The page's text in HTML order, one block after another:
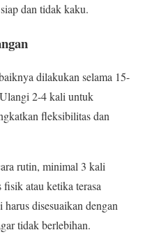
dan tidak kaku.
dilakukan selama 15-
2-4 kali untuk
fleksibilitas dan
rutin, minimal 3 kali
fisik atau ketika terasa
disesuaikan dengan
tidak berlebihan.